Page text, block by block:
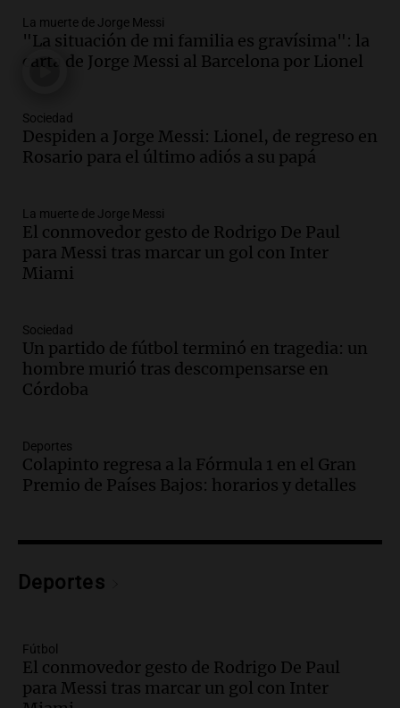
Audio.Tragedia en Mendoza: un muerto
y cinco heridos tras caer dos autos desde
un puente
Episodios
Audio.Messi llegará esta noche a
Rosario para acompañar a su familia
Episodios
Audio.Ley de Propiedad Privada: el revés
en el Congreso expuso una debilidad
comunicacional del Gobierno
Episodios
Audio.Casabindo se prepara para una
celebración única: 30.000 turistas y el
tradicional Toreo de la Vincha
Audio. Borges, abogada de Pourrain:
"Tres hombres se lo llevaron para
hacerle preguntas y nunca regresó"
Episodios
metros del río Suquía y retiraron hasta
Episodios
Audio.La historia de la servilleta que
firmó Jorge Messi para el primer
La muerte de Jorge Messi
"La situación de mi familia es gravísima": la
carta de Jorge Messi al Barcelona por Lionel
Sociedad
Despiden a Jorge Messi: Lionel, de regreso en
Rosario para el último adiós a su papá
La muerte de Jorge Messi
El conmovedor gesto de Rodrigo De Paul
para Messi tras marcar un gol con Inter
Miami
Sociedad
Un partido de fútbol terminó en tragedia: un
hombre murió tras descompensarse en
Córdoba
Deportes
Colapinto regresa a la Fórmula 1 en el Gran
Premio de Países Bajos: horarios y detalles
Deportes
Fútbol
El conmovedor gesto de Rodrigo De Paul
para Messi tras marcar un gol con Inter